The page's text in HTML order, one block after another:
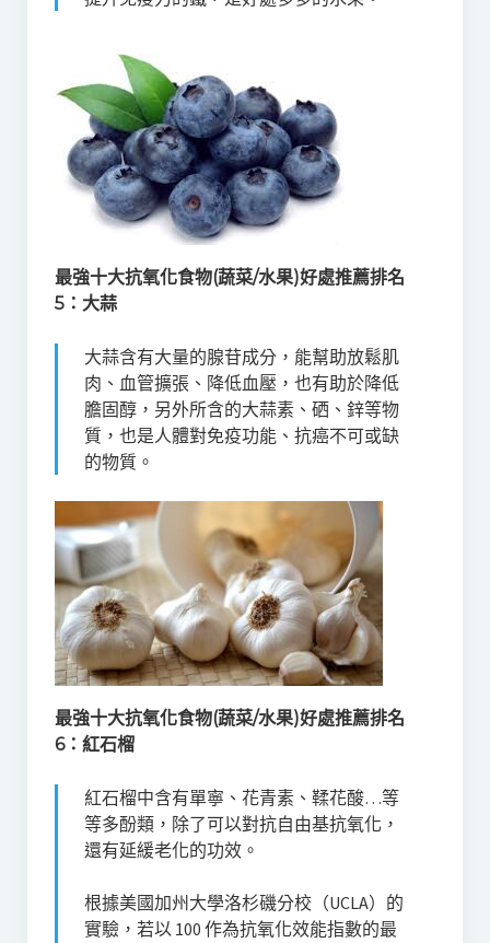
最強十大抗氧化食物(蔬菜/水果)好處推薦排名
5： 大蒜
大蒜含有大量的腺苷成分，能幫助放鬆肌
肉、血管擴張、降低血壓，也有助於降低
膽固醇，另外所含的大蒜素、硒、鋅等物
質，也是人體對免疫功能、抗癌不可或缺
的物質。
最強十大抗氧化食物(蔬菜/水果)好處推薦排名
6：紅石榴
紅石榴中含有單寧、花青素、鞣花酸…等
等多酚類，除了可以對抗自由基抗氧化，
還有延緩老化的功效。
根據美國加州大學洛杉磯分校（UCLA）的
實驗，若以 100 作為抗氧化效能指數的最